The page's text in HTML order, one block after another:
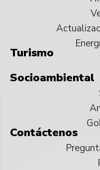
Turismo
Socioambiental
Contáctenos